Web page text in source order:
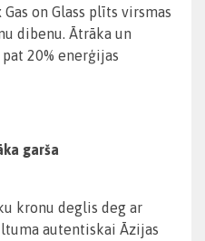
on Glass plīts virsmas
dibenu. Ātrāka un
20% enerģijas
garša
kronu deglis deg ar
autentiskai Āzijas